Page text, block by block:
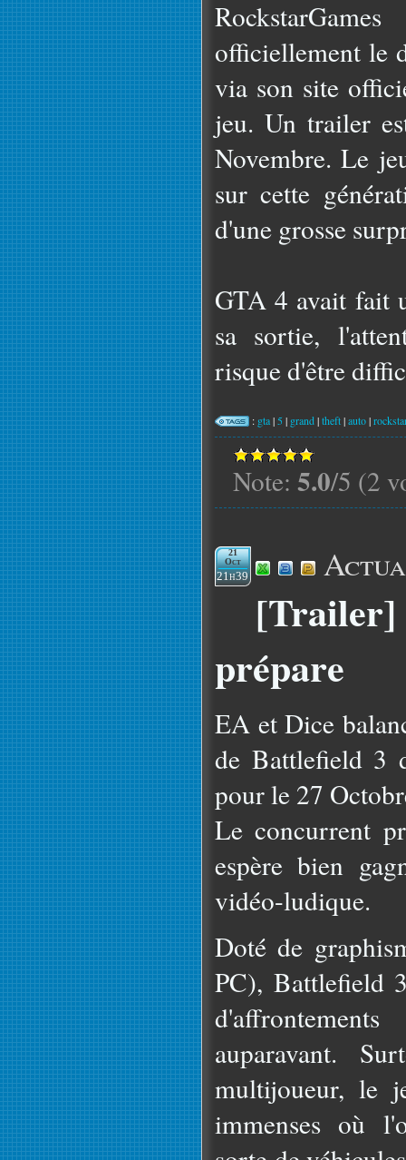
officiellement le
via son site
jeu. Un trailer
Novembre. Le
sur cette
d'une grosse
GTA 4 avait fait
sa sortie,
risque d'être
: gta| 5 | grand|theft|auto|
Note: 5.0/5 (2
21
Oct
21h39
[Trailer]
prépare
EA et Dice
de Battlefield 3
pour le 27
Le concurrent
espère bien
vidéo-ludique.
Doté de
PC), Battlefield
auparavant.
multijoueur, le
immenses où